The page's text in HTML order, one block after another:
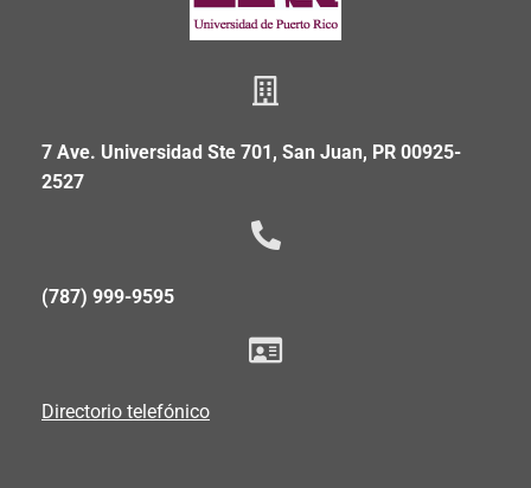
7 Ave. Universidad Ste 701, San Juan, PR 00925-
2527
(787) 999-9595
Directorio telefónico